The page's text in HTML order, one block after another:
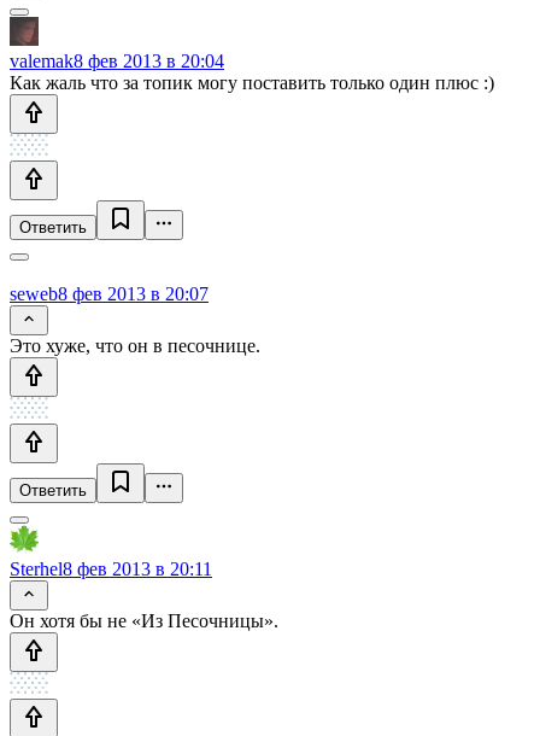
valemak8 фев 2013 в 20:04
Как жаль что за топик могу поставить только один плюс :)
Ответить
seweb8 фев 2013 в 20:07
Это хуже, что он в песочнице.
Ответить
Sterhel8 фев 2013 в 20:11
Он хотя бы не «Из Песочницы».